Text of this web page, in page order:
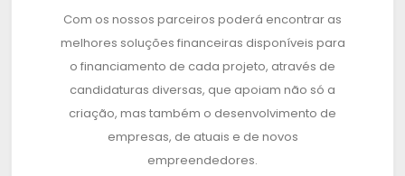
Com os nossos parceiros poderá encontrar as
melhores soluções financeiras disponíveis para
o financiamento de cada projeto, através de
candidaturas diversas, que apoiam não só a
criação, mas também o desenvolvimento de
empresas, de atuais e de novos
empreendedores.